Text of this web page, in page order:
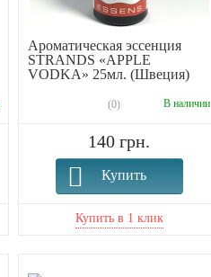
Ароматическая эссенция
STRANDS «APPLE
VODKA» 25мл. (Швеция)
(0) В наличии
140 грн.
Купить